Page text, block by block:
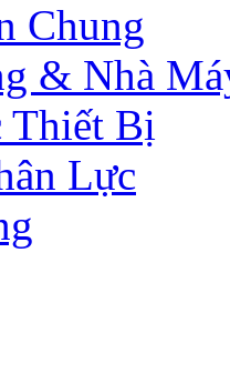
Chung
& Nhà
Thiết Bị
Lực